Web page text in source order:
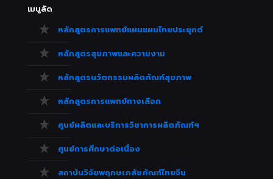
เมนูลัด
หลักสูตรการแพทย์แผนแผนไทยประยุกต์
หลักสูตรสุขภาพและความงาม
หลักสูตรนวัตกรรมผลิตภัณฑ์สุขภาพ
หลักสูตรการแพทย์ทางเลือก
ศูนย์ผลิตและบริการวิชาการผลิตภัณฑ์ฯ
ศูนย์การศึกษาต่อเนื่อง
สถาบันวิจัยพฤกษเภสัชภัณฑ์ไทยจีน